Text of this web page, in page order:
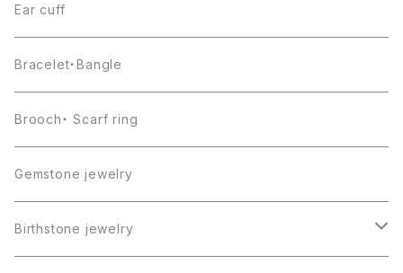
Ear cuff
Bracelet・Bangle
Brooch・ Scarf ring
Gemstone jewelry
Birthstone jewelry